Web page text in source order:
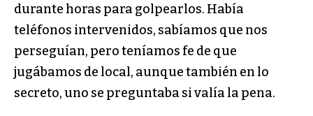
durante horas para golpearlos. Había
teléfonos intervenidos, sabíamos que nos
perseguían, pero teníamos fe de que
jugábamos de local, aunque también en lo
secreto, uno se preguntaba si valía la pena.